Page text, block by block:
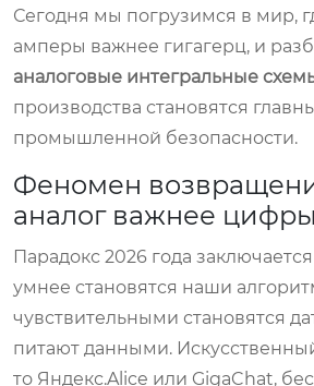
Сегодня мы погрузимся в мир,
амперы важнее гигагерц, и
аналоговые интегральные
производства становятся
промышленной безопасности.
Феномен
аналог важнее
Парадокс 2026 года
умнее становятся наши
чувствительными становятся
питают данными.
то Яндекс.Alice или GigaChat,